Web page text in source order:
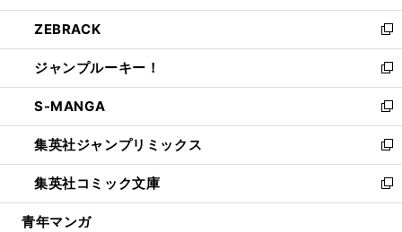
開
く
ウ
で
開
く
ン
ド
ウ
で
開
く
ウ
ィ
ン
ド
ウ
で
開
く
し
い
ウ
ィ
ン
ド
ウ
で
開
く
ZEBRACK
新
し
い
ウ
ィ
ン
ド
ウ
で
開
ジャンプルーキー！
新
し
い
ウ
ィ
ン
ド
ウ
S-MANGA
新
し
い
ウ
ィ
ン
集英社ジャンプリミックス
新
し
い
ウ
集英社コミック文庫
新
し
青年マンガ